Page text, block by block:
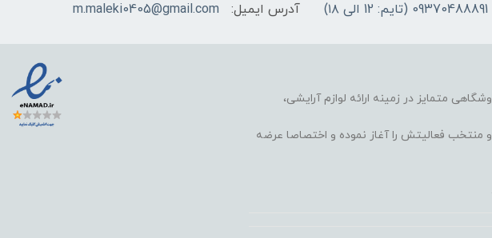
09370488891 (تایم: 12 الی ۱۸) آدرس ایمیل: m.maleki0405@gmail.com
متمایز در زمینه ارائه لوازم آرایشی،
محبوب و منتخب فعالیتش را آغاز نموده و اختصاصا عرضه